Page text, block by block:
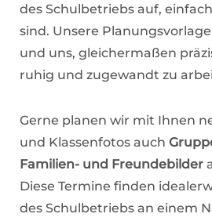
des Schulbetriebs auf,
sind. Unsere
und uns, gleichermaßen
ruhig und zugewandt zu
Gerne planen wir mit Ihnen
und Klassenfotos auch
Familien- und Freundebilder
Diese Termine finden
des Schulbetriebs an einem